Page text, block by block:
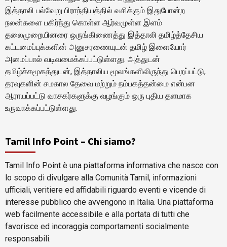
இத்தாலி பல்வேறு பிராந்தியத்தில் வசிக்கும் இதுபோன்ற
நலன்களை பகிர்ந்து கொள்ள ஆர்வமுள்ள இளம்
தலைமுறையினரை ஒருங்கிணைத்து இத்தாலி தமிழ்த்தேசிய
கட்டமைப்புக்களின் அனுசரணையுடன் தமிழ் இளையோர்
அமைப்பால் வடிவமைக்கப்பட்டுள்ளது. அத்துடன்
தமிழ்ச்சமூகத்துடன், இத்தாலிய மூலங்களிலிருந்து பெறப்பட்டு,
தரவுகளின் சமகால தேவை மற்றும் நம்பகத்தன்மை என்பன
ஆராயப்பட்டு வாசகர்களுக்கு வழங்கும் ஒரு புதிய தளமாக
உருவாக்கப்பட்டுள்ளது.
Tamil Info Point – Chi siamo?
Tamil Info Point è una piattaforma informativa che nasce con
lo scopo di divulgare alla Comunità Tamil, informazioni
ufficiali, veritiere ed affidabili riguardo eventi e vicende di
interesse pubblico che avvengono in Italia. Una piattaforma
web facilmente accessibile e alla portata di tutti che
favorisce ed incoraggia comportamenti socialmente
responsabili.